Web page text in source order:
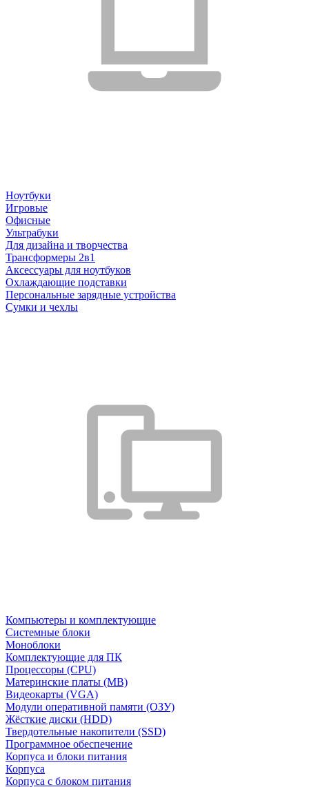
Ноутбуки
Игровые
Офисные
Ультрабуки
Для дизайна и творчества
Трансформеры 2в1
Аксессуары для ноутбуков
Охлаждающие подставки
Персональные зарядные устройства
Сумки и чехлы
Компьютеры и комплектующие
Системные блоки
Моноблоки
Комплектующие для ПК
Процессоры (CPU)
Материнские платы (MB)
Видеокарты (VGA)
Модули оперативной памяти (ОЗУ)
Жёсткие диски (HDD)
Твердотельные накопители (SSD)
Программное обеспечение
Корпуса и блоки питания
Корпуса
Корпуса с блоком питания